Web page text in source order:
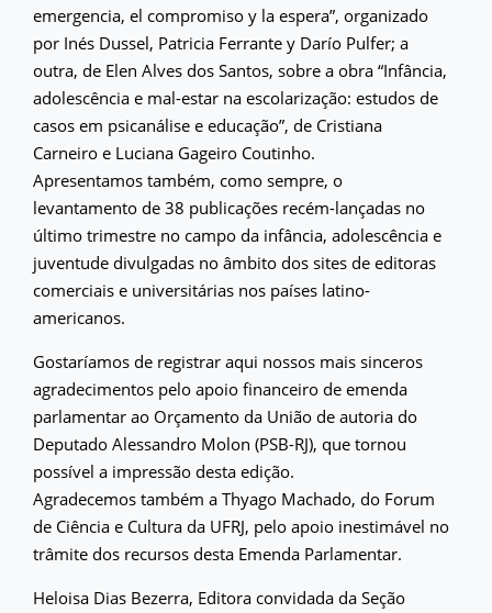
emergencia, el compromiso y la espera”, organizado
por Inés Dussel, Patricia Ferrante y Darío Pulfer; a
outra, de Elen Alves dos Santos, sobre a obra “Infância,
adolescência e mal-estar na escolarização: estudos de
casos em psicanálise e educação”, de Cristiana
Carneiro e Luciana Gageiro Coutinho.
Apresentamos também, como sempre, o
levantamento de 38 publicações recém-lançadas no
último trimestre no campo da infância, adolescência e
juventude divulgadas no âmbito dos sites de editoras
comerciais e universitárias nos países latino-
americanos.
Gostaríamos de registrar aqui nossos mais sinceros
agradecimentos pelo apoio financeiro de emenda
parlamentar ao Orçamento da União de autoria do
Deputado Alessandro Molon (PSB-RJ), que tornou
possível a impressão desta edição.
Agradecemos também a Thyago Machado, do Forum
de Ciência e Cultura da UFRJ, pelo apoio inestimável no
trâmite dos recursos desta Emenda Parlamentar.
Heloisa Dias Bezerra, Editora convidada da Seção